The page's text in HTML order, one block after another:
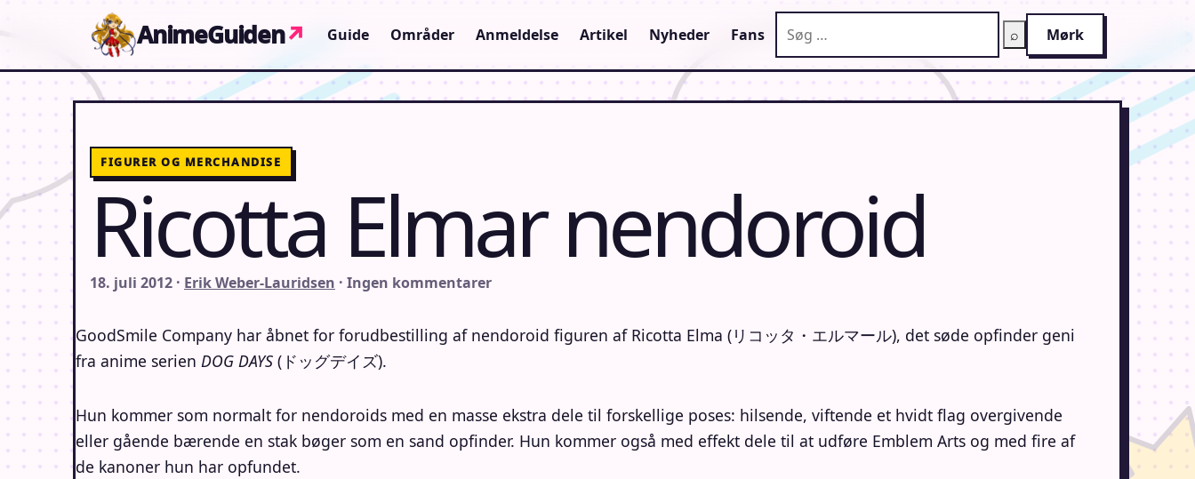
AnimeGuiden↗ Guide Områder Anmeldelse Artikel Nyheder Fans ⌕ Mørk
FIGURER OG MERCHANDISE
Ricotta Elmar nendoroid
18. juli 2012 · Erik Weber-Lauridsen · Ingen kommentarer
GoodSmile Company har åbnet for forudbestilling af nendoroid figuren af Ricotta Elma (リコッタ・エルマール), det søde opfinder geni
fra anime serien DOG DAYS (ドッグデイズ).
Hun kommer som normalt for nendoroids med en masse ekstra dele til forskellige poses: hilsende, viftende et hvidt flag overgivende
eller gående bærende en stak bøger som en sand opfinder. Hun kommer også med effekt dele til at udføre Emblem Arts og med fire af
de kanoner hun har opfundet.